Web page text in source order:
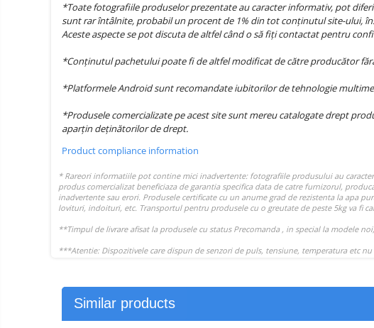
*Toate fotografiile produselor prezentate au caracter informativ, pot
sunt rar întâlnite, probabil un procent de 1% din tot conținutul site-ului,
Aceste aspecte se pot discuta de altfel când o să fiți contactat pentru
*Conținutul pachetului poate fi de altfel modificat de către producător
*Platformele Android sunt recomandate iubitorilor de tehnologie
*Produsele comercializate pe acest site sunt mereu catalogate drept
aparțin deținătorilor de drept.
Product compliance information
Similar products